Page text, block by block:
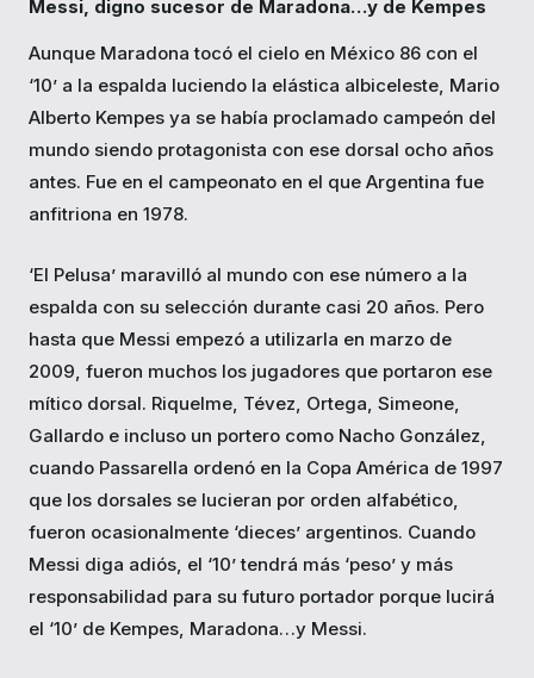
Messi, digno sucesor de Maradona…y de Kempes
Aunque Maradona tocó el cielo en México 86 con el
‘10’ a la espalda luciendo la elástica albiceleste, Mario
Alberto Kempes ya se había proclamado campeón del
mundo siendo protagonista con ese dorsal ocho años
antes. Fue en el campeonato en el que Argentina fue
anfitriona en 1978.
‘El Pelusa’ maravilló al mundo con ese número a la
espalda con su selección durante casi 20 años. Pero
hasta que Messi empezó a utilizarla en marzo de
2009, fueron muchos los jugadores que portaron ese
mítico dorsal. Riquelme, Tévez, Ortega, Simeone,
Gallardo e incluso un portero como Nacho González,
cuando Passarella ordenó en la Copa América de 1997
que los dorsales se lucieran por orden alfabético,
fueron ocasionalmente ‘dieces’ argentinos. Cuando
Messi diga adiós, el ‘10’ tendrá más ‘peso’ y más
responsabilidad para su futuro portador porque lucirá
el ‘10’ de Kempes, Maradona…y Messi.